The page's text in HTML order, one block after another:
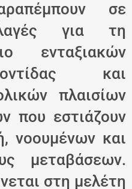
σε
για τη
ενταξιακών
και
πλαισίων
που εστιάζουν
νοουμένων και
μεταβάσεων.
στη μελέτη